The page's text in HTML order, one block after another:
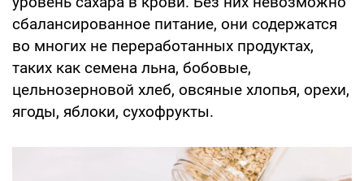
сбалансированное питание, они содержатся
во многих не переработанных продуктах,
таких как семена льна, бобовые,
цельнозерновой хлеб, овсяные хлопья, орехи,
ягоды, яблоки, сухофрукты.